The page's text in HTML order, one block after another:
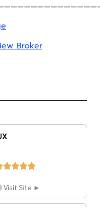
Broker

Visit Site ►